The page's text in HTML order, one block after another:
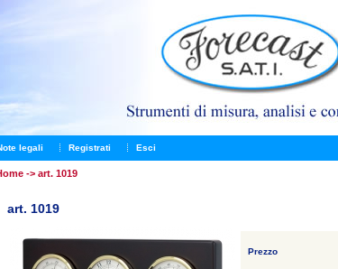
legali Registrati Esci
-> art. 1019
art. 1019
Prezzo